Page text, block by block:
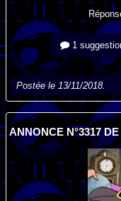
1
Postée le 13/11/2018.
ANNONCE N°3317